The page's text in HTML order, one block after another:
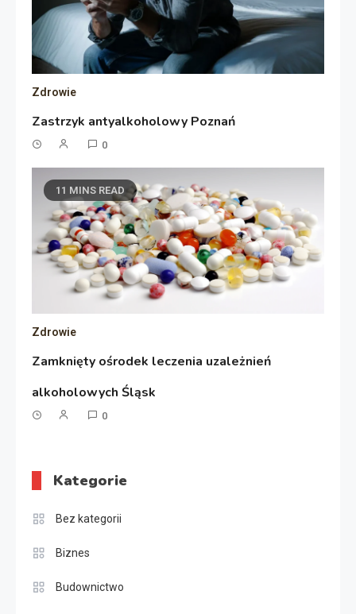
Zdrowie
Zastrzyk antyalkoholowy Poznań
0
11 MINS READ
Zdrowie
Zamknięty ośrodek leczenia uzależnień
alkoholowych Śląsk
0
Kategorie
Bez kategorii
Biznes
Budownictwo